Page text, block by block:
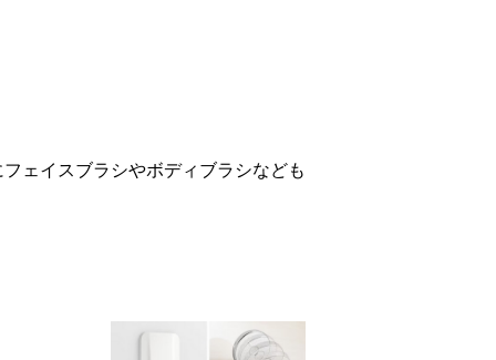
ェイスブラシやボディブラシなども